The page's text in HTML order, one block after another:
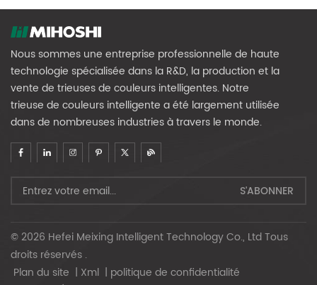
Nous sommes une entreprise professionnelle de haute
technologie spécialisée dans la R&D, la production et la
vente de trieuses de couleurs intelligentes. Notre
trieuse de couleurs intelligente a été largement utilisée
dans de nombreuses industries à travers le monde.
© 2026 Hefei Meixing Intelligent Technology Co., Ltd Tous
droits réservés .
Plan du site | Xml | politique de confidentialité